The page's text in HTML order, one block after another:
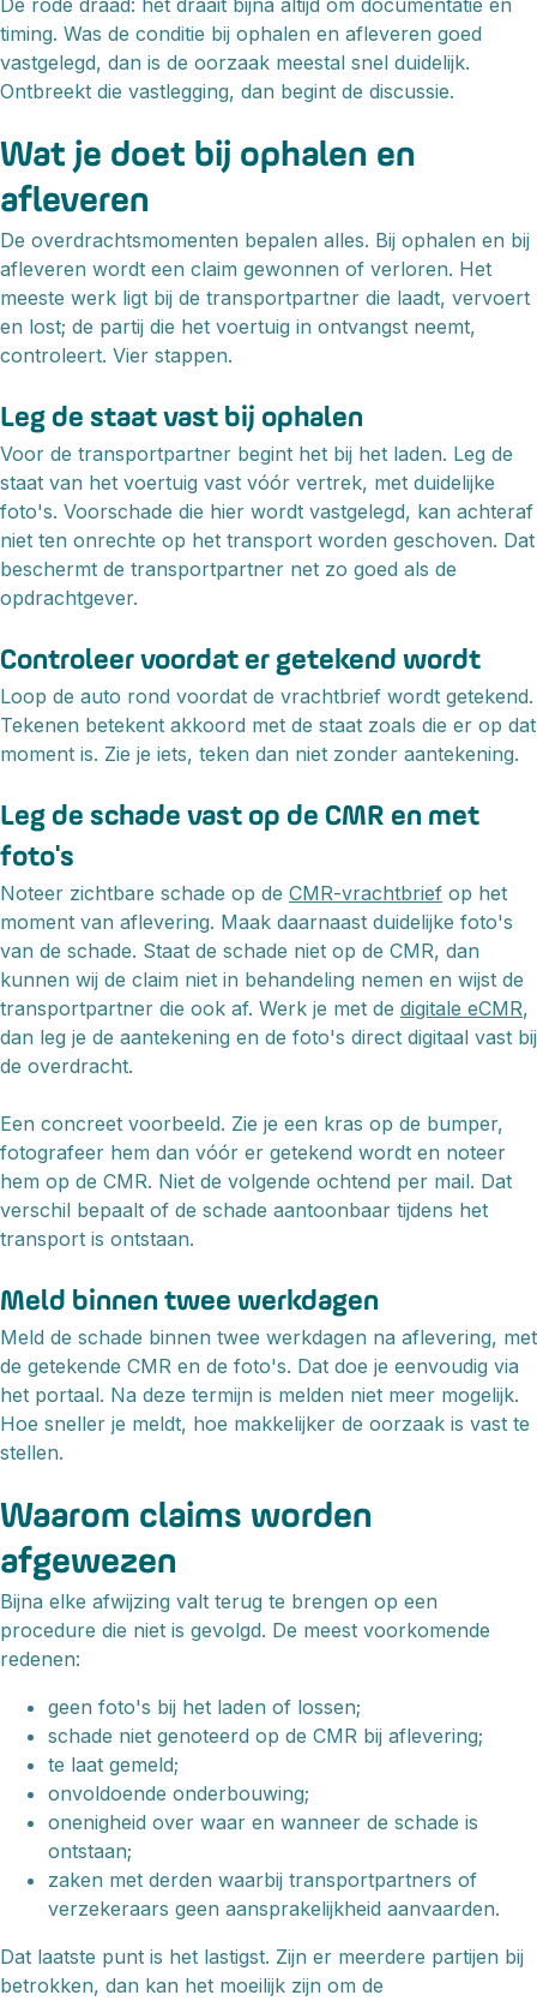
De rode draad: het draait bijna altijd om documentatie en
timing. Was de conditie bij ophalen en afleveren goed
vastgelegd, dan is de oorzaak meestal snel duidelijk.
Ontbreekt die vastlegging, dan begint de discussie.
Wat je doet bij ophalen en
afleveren
De overdrachtsmomenten bepalen alles. Bij ophalen en bij
afleveren wordt een claim gewonnen of verloren. Het
meeste werk ligt bij de transportpartner die laadt, vervoert
en lost; de partij die het voertuig in ontvangst neemt,
controleert. Vier stappen.
Leg de staat vast bij ophalen
Voor de transportpartner begint het bij het laden. Leg de
staat van het voertuig vast vóór vertrek, met duidelijke
foto's. Voorschade die hier wordt vastgelegd, kan achteraf
niet ten onrechte op het transport worden geschoven. Dat
beschermt de transportpartner net zo goed als de
opdrachtgever.
Controleer voordat er getekend wordt
Loop de auto rond voordat de vrachtbrief wordt getekend.
Tekenen betekent akkoord met de staat zoals die er op dat
moment is. Zie je iets, teken dan niet zonder aantekening.
Leg de schade vast op de CMR en met
foto's
Noteer zichtbare schade op de CMR-vrachtbrief op het
moment van aflevering. Maak daarnaast duidelijke foto's
van de schade. Staat de schade niet op de CMR, dan
kunnen wij de claim niet in behandeling nemen en wijst de
transportpartner die ook af. Werk je met de digitale eCMR,
dan leg je de aantekening en de foto's direct digitaal vast bij
de overdracht.
Een concreet voorbeeld. Zie je een kras op de bumper,
fotografeer hem dan vóór er getekend wordt en noteer
hem op de CMR. Niet de volgende ochtend per mail. Dat
verschil bepaalt of de schade aantoonbaar tijdens het
transport is ontstaan.
Meld binnen twee werkdagen
Meld de schade binnen twee werkdagen na aflevering, met
de getekende CMR en de foto's. Dat doe je eenvoudig via
het portaal. Na deze termijn is melden niet meer mogelijk.
Hoe sneller je meldt, hoe makkelijker de oorzaak is vast te
stellen.
Waarom claims worden
afgewezen
Bijna elke afwijzing valt terug te brengen op een
procedure die niet is gevolgd. De meest voorkomende
redenen:
geen foto's bij het laden of lossen;
schade niet genoteerd op de CMR bij aflevering;
te laat gemeld;
onvoldoende onderbouwing;
onenigheid over waar en wanneer de schade is
ontstaan;
zaken met derden waarbij transportpartners of
verzekeraars geen aansprakelijkheid aanvaarden.
Dat laatste punt is het lastigst. Zijn er meerdere partijen bij
betrokken, dan kan het moeilijk zijn om de